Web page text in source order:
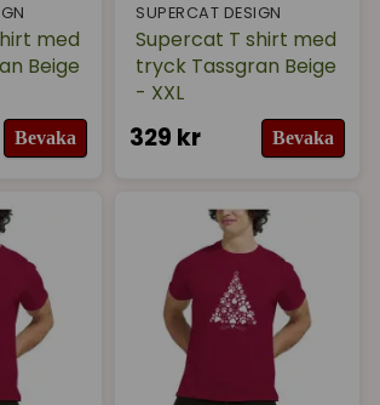
med
Beige
Bevaka
SUPERCAT DESIGN
Supercat T shirt med
tryck Tassgran Beige
- XXL
329 kr Bevaka